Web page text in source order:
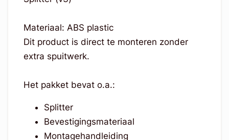
Materiaal: ABS plastic
Dit product is direct te monteren zonder
extra spuitwerk.
Het pakket bevat o.a.:
Splitter
Bevestigingsmateriaal
Montagehandleiding